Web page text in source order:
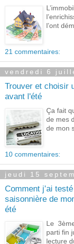
l’ont
21 commentaires:
vendredi 6
Trouver et choisir
avant l'été
Ça fait
de mes
de mon
10 commentaires:
jeudi 15
Comment j’ai
saisonnière de
été
Le
parti fin
lecture